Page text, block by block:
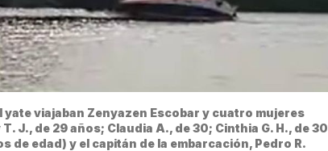
yate viajaban Zenyazen Escobar y cuatro mujeres
J., de 29 años; Claudia A., de 30; Cinthia G. H., de 30
de edad) y el capitán de la embarcación, Pedro R.